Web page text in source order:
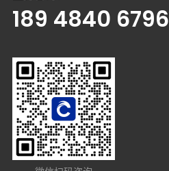
189 4840 6796